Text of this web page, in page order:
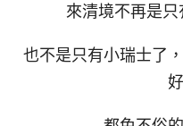
來清境不再是
也不是只有小瑞士了